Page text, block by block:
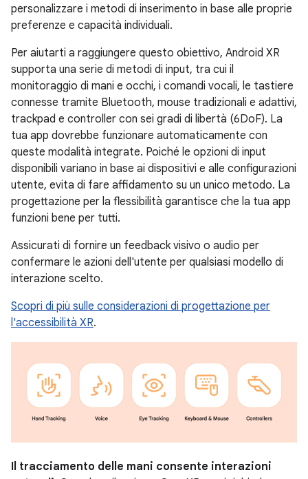
personalizzare i metodi di inserimento in base alle proprie
preferenze e capacità individuali.
Per aiutarti a raggiungere questo obiettivo, Android XR
supporta una serie di metodi di input, tra cui il
monitoraggio di mani e occhi, i comandi vocali, le tastiere
connesse tramite Bluetooth, mouse tradizionali e adattivi,
trackpad e controller con sei gradi di libertà (6DoF). La
tua app dovrebbe funzionare automaticamente con
queste modalità integrate. Poiché le opzioni di input
disponibili variano in base ai dispositivi e alle configurazioni
utente, evita di fare affidamento su un unico metodo. La
progettazione per la flessibilità garantisce che la tua app
funzioni bene per tutti.
Assicurati di fornire un feedback visivo o audio per
confermare le azioni dell'utente per qualsiasi modello di
interazione scelto.
Scopri di più sulle considerazioni di progettazione per
l'accessibilità XR.
Il tracciamento delle mani consente interazioni